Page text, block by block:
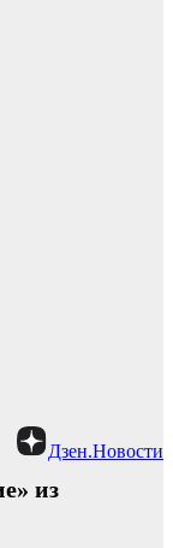
Дзен.Новости
из